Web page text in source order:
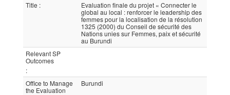
Title :
Evaluation finale du projet « Connecter le
global au local : renforcer le leadership des
femmes pour la localisation de la résolution
1325 (2000) du Conseil de sécurité des
Nations unies sur Femmes, paix et sécurité
au Burundi
Relevant SP
Outcomes
:
Office to Manage
the Evaluation
Burundi